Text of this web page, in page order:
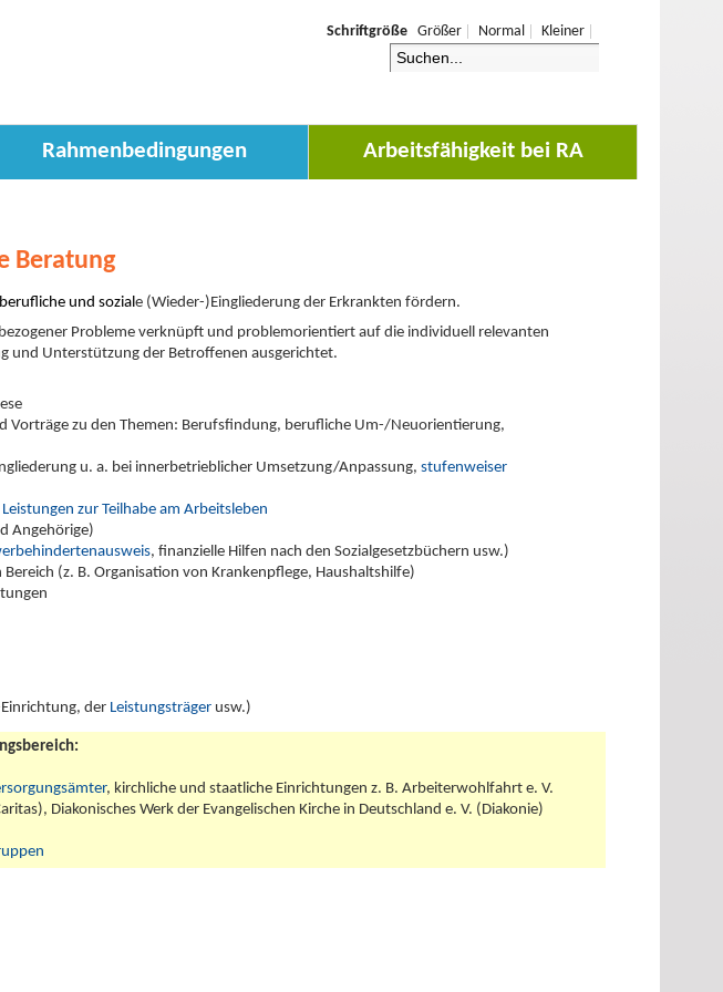
Rahmenbedingungen Arbeitsfähigkeit bei RA
Schriftgröße Größer Normal Kleiner
Beratung
und soziale (Wieder-)Eingliederung der Erkrankten fördern.
Probleme verknüpft und problemorientiert auf die individuell relevanten
und Unterstützung der Betroffenen ausgerichtet.
Vorträge zu den Themen: Berufsfindung, berufliche Um-/Neuorientierung,
u. a. bei innerbetrieblicher Umsetzung/Anpassung,stufenweiser
Leistungen zur Teilhabe am Arbeitsleben
Angehörige)
, finanzielle Hilfen nach den Sozialgesetzbüchern usw.)
(z. B. Organisation von Krankenpflege, Haushaltshilfe)
der Leistungsträger usw.)
, kirchliche und staatliche Einrichtungen z. B. Arbeiterwohlfahrt e. V.
Diakonisches Werk der Evangelischen Kirche in Deutschland e. V. (Diakonie)